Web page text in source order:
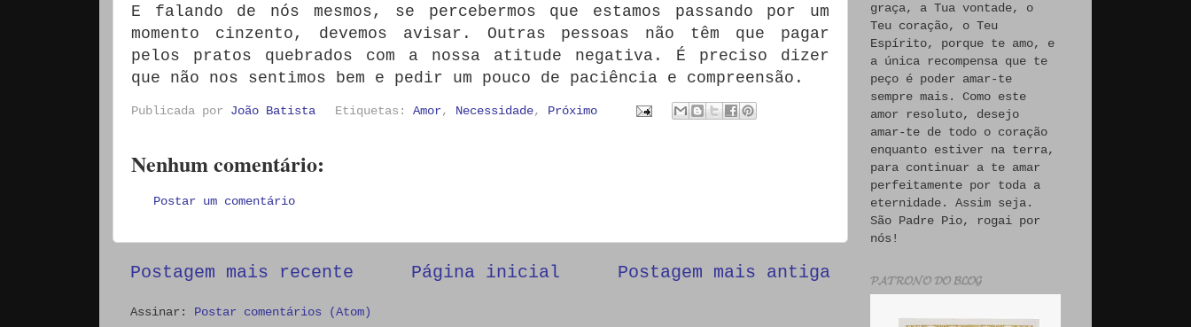
E falando de nós mesmos, se percebermos que estamos passando por um
momento cinzento, devemos avisar. Outras pessoas não têm que pagar
pelos pratos quebrados com a nossa atitude negativa. É preciso dizer
que não nos sentimos bem e pedir um pouco de paciência e compreensão.
Publicada por João Batista Etiquetas:Amor, Necessidade, Próximo
Nenhum comentário:
Postar um comentário
Postagem mais recente Postagem mais antiga
Página inicial
Assinar: Postar comentários (Atom)
graça, a Tua vontade, o
Teu coração, o Teu
Espírito, porque te amo, e
a única recompensa que te
peço é poder amar-te
sempre mais. Como este
amor resoluto, desejo
amar-te de todo o coração
enquanto estiver na terra,
para continuar a te amar
perfeitamente por toda a
eternidade. Assim seja.
São Padre Pio, rogai por
nós!
𝓟𝓐𝓣𝓡𝓞𝓝𝓞 𝓓𝓞 𝓑𝓛𝓞𝓖